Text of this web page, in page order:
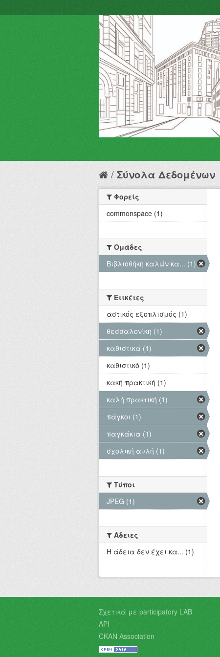
Σύνολα Δεδομένων
Φορείς
commonspace (1)
Ομάδες
Βιβλιοθήκη καλών κα... (1)
Ετικέτες
αστικός εξοπλισμός (1)
θεσσαλονίκη (1)
καθιστικά (1)
καθιστικό (1)
κακή πρακτική (1)
καλή πρακτική (1)
πάγκοι (1)
παγκάκια (1)
σχολική αυλή (1)
Τύποι
JPEG (1)
Άδειες
Η άδεια δεν έχει κα... (1)
Σχετικά με participatory LAB
API
CKAN Association